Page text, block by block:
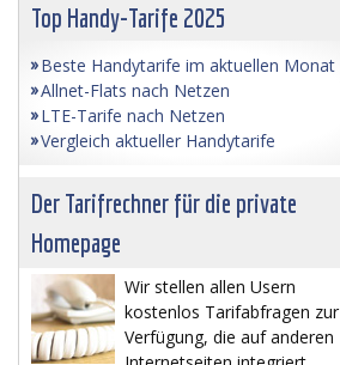
Top Handy-Tarife 2025
Beste Handytarife im aktuellen Monat
Allnet-Flats nach Netzen
LTE-Tarife nach Netzen
Vergleich aktueller Handytarife
Der Tarifrechner für die private
Homepage
Wir stellen allen Usern
kostenlos Tarifabfragen zur
Verfügung, die auf anderen